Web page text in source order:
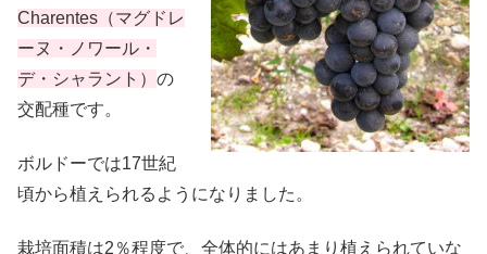
Charentes（マグドレ
ーヌ・ノワール・
デ・シャラント） の
交配種です。
ボルドーでは17世紀
頃から植えられるようになりました。
栽培面積は2％程度で、全体的にはあまり植えられていな